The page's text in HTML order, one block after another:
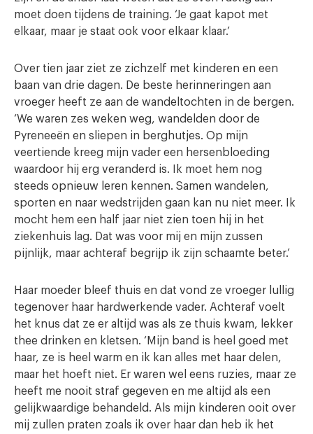
moet doen tijdens de training. ‘Je gaat kapot met
elkaar, maar je staat ook voor elkaar klaar.’
Over tien jaar ziet ze zichzelf met kinderen en een
baan van drie dagen. De beste herinneringen aan
vroeger heeft ze aan de wandeltochten in de bergen.
‘We waren zes weken weg, wandelden door de
Pyreneeën en sliepen in berghutjes. Op mijn
veertiende kreeg mijn vader een hersenbloeding
waardoor hij erg veranderd is. Ik moet hem nog
steeds opnieuw leren kennen. Samen wandelen,
sporten en naar wedstrijden gaan kan nu niet meer. Ik
mocht hem een half jaar niet zien toen hij in het
ziekenhuis lag. Dat was voor mij en mijn zussen
pijnlijk, maar achteraf begrijp ik zijn schaamte beter.’
Haar moeder bleef thuis en dat vond ze vroeger lullig
tegenover haar hardwerkende vader. Achteraf voelt
het knus dat ze er altijd was als ze thuis kwam, lekker
thee drinken en kletsen. ‘Mijn band is heel goed met
haar, ze is heel warm en ik kan alles met haar delen,
maar het hoeft niet. Er waren wel eens ruzies, maar ze
heeft me nooit straf gegeven en me altijd als een
gelijkwaardige behandeld. Als mijn kinderen ooit over
mij zullen praten zoals ik over haar dan heb ik het